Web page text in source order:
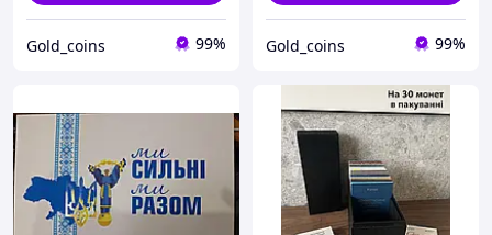
Gold_coins 99% Gold_coins 99%